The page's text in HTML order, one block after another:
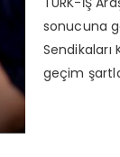
sonucuna
Sendikaları
geçim